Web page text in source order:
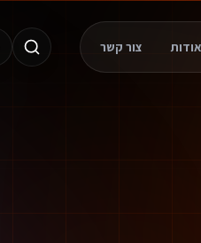
אודות צור קשר